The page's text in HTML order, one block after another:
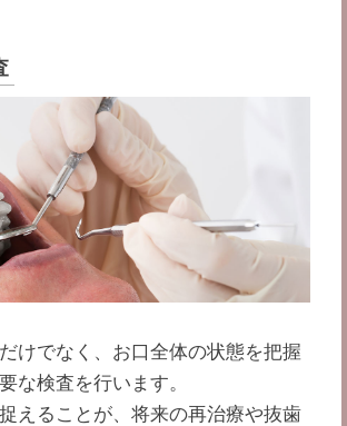
けでなく、お口全体の状態を把握
な検査を行います。
えることが、将来の再治療や抜歯